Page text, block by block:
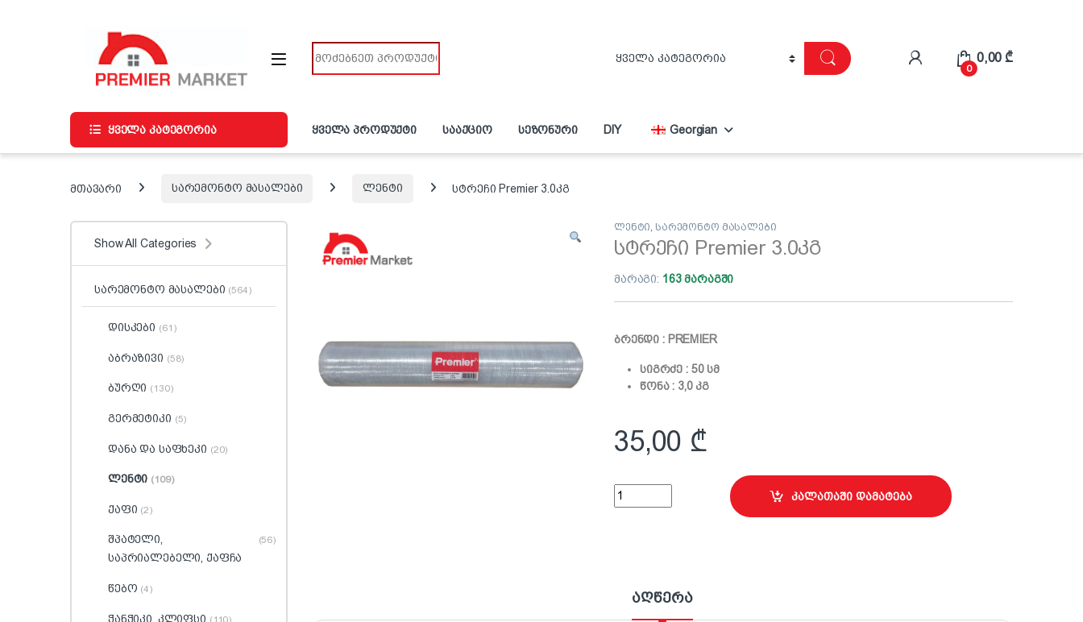
0
0,00 ₾
ყველა კატეგორია ყველა პროდუქტი სააქციო სეზონური DIY Georgian
მთავარი სარემონტო მასალები ლენტი სტრეჩი Premier 3.0კგ
ლენტი, სარემონტო მასალები
სტრეჩი Premier 3.0კგ
მარაგი: 163 მარაგში
ბრენდი : PREMIER
სიგრძე : 50 სმ
წონა : 3,0 კგ
35,00 ₾
სტრეჩი Premier 3.0კგ quantity კალათაში დამატება
აღწერა
Show All Categories
სარემონტო მასალები (564)
დისკები (61)
აბრაზივი (58)
ბურღი (130)
გერმეტიკი (5)
დანა და საფხეკი (20)
ლენტი (109)
ქაფი (2)
შპატელი,
საპრიალებელი, ქაფჩა
(56)
წებო (4)
ჭანჭიკი, კლიფსი (110)